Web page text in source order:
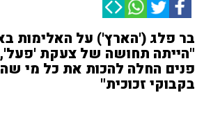
בר פלג ('הארץ') על האלימות
"הייתה תחושה של צעקת 'פעל',
פנים החלה להכות את כל מי
בקבוקי זכוכית"